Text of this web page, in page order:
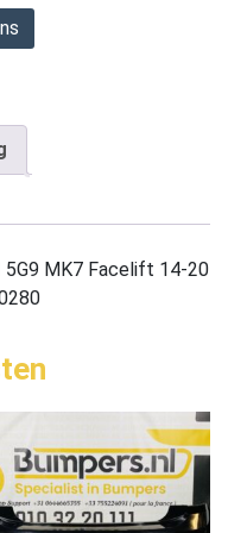
5G9 MK7 Facelift 14-20